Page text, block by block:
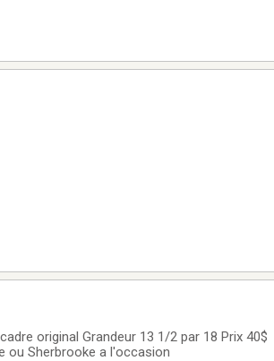
ou Sherbrooke a l'occasion